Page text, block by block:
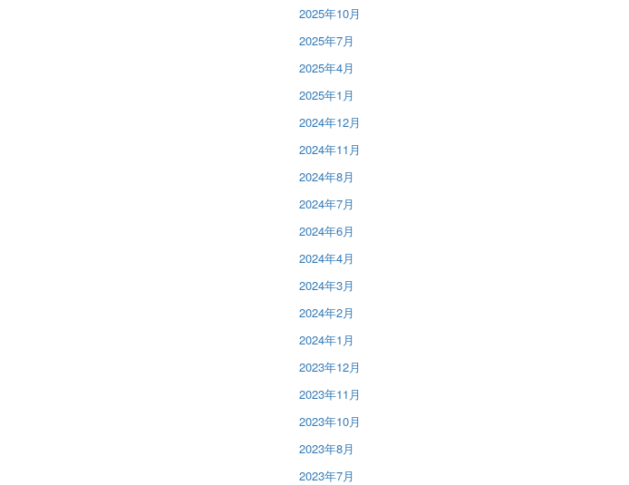
2025年10月
2025年7月
2025年4月
2025年1月
2024年12月
2024年11月
2024年8月
2024年7月
2024年6月
2024年4月
2024年3月
2024年2月
2024年1月
2023年12月
2023年11月
2023年10月
2023年8月
2023年7月